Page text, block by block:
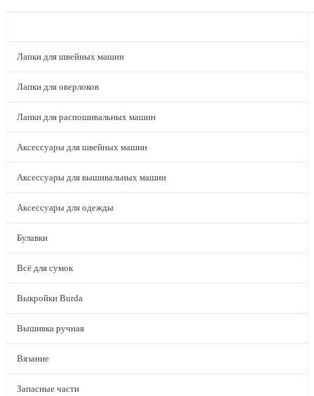
Лапки для швейных машин
Лапки для оверлоков
Лапки для распошивальных машин
Аксессуары для швейных машин
Аксессуары для вышивальных машин
Аксессуары для одежды
Булавки
Всё для сумок
Выкройки Burda
Вышивка ручная
Вязание
Запасные части